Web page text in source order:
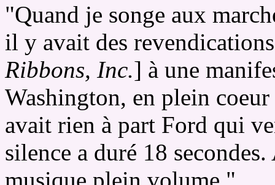
"Quand je songe aux
il y avait des
Ribbons, Inc.] à une
Washington, en plein
avait rien à part Ford qui
silence a duré 18
musique plein volume."